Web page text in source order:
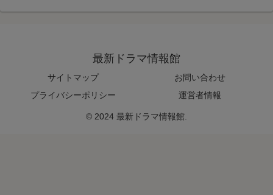
最新ドラマ情報館
サイトマップ
お問い合わせ
プライバシーポリシー
運営者情報
© 2024 最新ドラマ情報館.